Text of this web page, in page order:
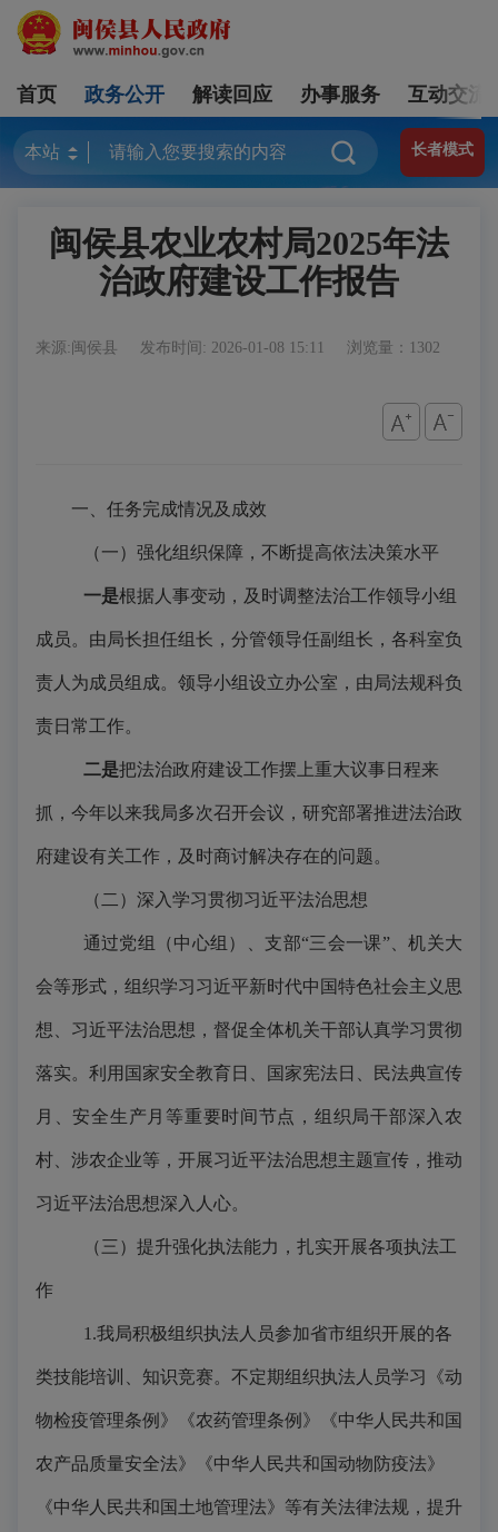
首页 政务公开 解读回应 办事服务 互动交流
长者模式
闽侯县农业农村局2025年法
治政府建设工作报告
来源:闽侯县 发布时间: 2026-01-08 15:11 浏览量：1302
一、任务完成情况及成效
（一）强化组织保障，不断提高依法决策水平
一是根据人事变动，及时调整法治工作领导小组
成员。由局长担任组长，分管领导任副组长，各科室负
责人为成员组成。领导小组设立办公室，由局法规科负
责日常工作。
二是把法治政府建设工作摆上重大议事日程来
抓，今年以来我局多次召开会议，研究部署推进法治政
府建设有关工作，及时商讨解决存在的问题。
（二）深入学习贯彻习近平法治思想
通过党组（中心组）、支部“三会一课”、机关大
会等形式，组织学习习近平新时代中国特色社会主义思
想、习近平法治思想，督促全体机关干部认真学习贯彻
落实。利用国家安全教育日、国家宪法日、民法典宣传
月、安全生产月等重要时间节点，组织局干部深入农
村、涉农企业等，开展习近平法治思想主题宣传，推动
习近平法治思想深入人心。
（三）提升强化执法能力，扎实开展各项执法工
作
1.我局积极组织执法人员参加省市组织开展的各
类技能培训、知识竞赛。不定期组织执法人员学习《动
物检疫管理条例》《农药管理条例》《中华人民共和国
农产品质量安全法》《中华人民共和国动物防疫法》
《中华人民共和国土地管理法》等有关法律法规，提升